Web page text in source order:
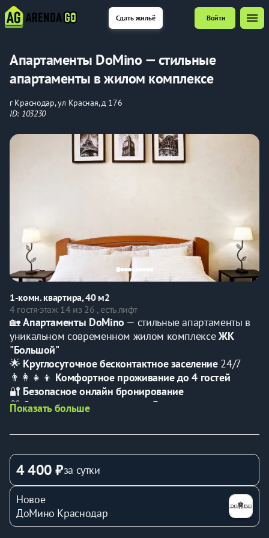
Сдать жильё Войти menu
Апартаменты DoMino — стильные
апартаменты в жилом комплексе
г Краснодар, ул Красная, д 176
ID: 103230
1-комн. квартира, 40 м2
4 гостя·этаж 14 из 26 , есть лифт
🏡 Апартаменты DoMino — стильные апартаменты в
уникальном современном жилом комплексе ЖК
"Большой"
🌟 Круглосуточное бесконтактное заселение 24/7
👨‍👩‍👧‍👦 Комфортное проживание до 4 гостей
🔐 Безопасное онлайн бронирование
🎁 Скидки при проживании от 3 суток
(услуга оплачивается дополнительно)
Идеально для:
💖 Романтических свиданий и незабываемых
моментов
💼 Удобного отдыха после насыщенного рабочего
дня
👨‍👩‍👧‍👦 Семейного отпуска в самом центре города
Показать больше
4 400 ₽за сутки
Новое
ДоМино Краснодар